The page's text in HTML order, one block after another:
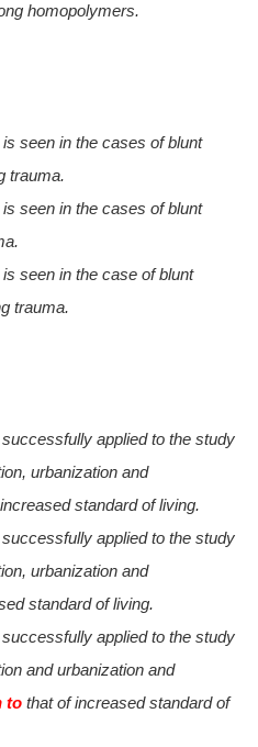
homopolymers.
seen in the cases of blunt
trauma.
seen in the cases of blunt
seen in the case of blunt
trauma.
applied to the study
urbanization and
increased standard of living.
applied to the study
urbanization and
standard of living.
applied to the study
and urbanization and
to that of increased standard of